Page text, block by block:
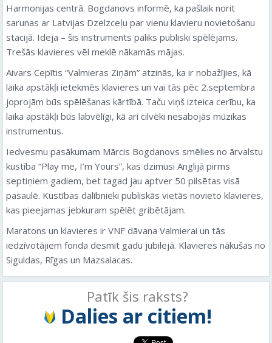
Harmonijas centrā. Bogdanovs informē, ka pašlaik norit
sarunas ar Latvijas Dzelzceļu par vienu klavieru novietošanu
stacijā. Ideja – šis instruments paliks publiski spēlējams.
Trešās klavieres vēl meklē nākamās mājas.
Aivars Cepītis “Valmieras Ziņām” atzinās, ka ir nobažījies, kā
laika apstākļi ietekmēs klavieres un vai tās pēc 2.septembra
joprojām būs spēlēšanas kārtībā. Taču viņš izteica cerību, ka
laika apstākļi būs labvēlīgi, kā arī cilvēki nesabojās mūzikas
instrumentus.
Iedvesmu pasākumam Mārcis Bogdanovs smēlies no ārvalstu
kustība “Play me, I’m Yours”, kas dzimusi Anglijā pirms
septiņiem gadiem, bet tagad jau aptver 50 pilsētas visā
pasaulē. Kustības dalībnieki publiskās vietās novieto klavieres,
kas pieejamas jebkuram spēlēt gribētājam.
Maratons un klavieres ir VNF dāvana Valmierai un tās
iedzīvotājiem fonda desmit gadu jubilejā. Klavieres nākušas no
Siguldas, Rīgas un Mazsalacas.
Patīk šis raksts?
Dalies ar citiem!